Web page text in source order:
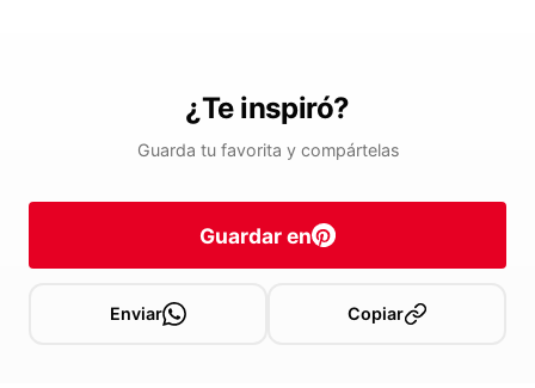
¿Te inspiró?
Guarda tu favorita y compártelas
Guardar en
Enviar Copiar